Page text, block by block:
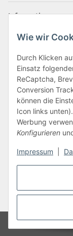
Wie wir
Durch Klicken
Einsatz
ReCaptcha,
Conversion
können die
Icon links
Werbung
Konfigurieren
Impressum
Informationen
Zahlungsarten
* Alle Preise inkl.